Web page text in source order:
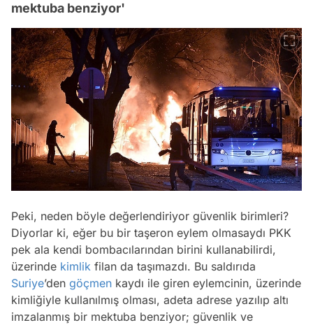
mektuba benziyor'
Peki, neden böyle değerlendiriyor güvenlik birimleri?
Diyorlar ki, eğer bu bir taşeron eylem olmasaydı PKK
pek ala kendi bombacılarından birini kullanabilirdi,
üzerinde kimlik filan da taşımazdı. Bu saldırıda
Suriye’den göçmen kaydı ile giren eylemcinin, üzerinde
kimliğiyle kullanılmış olması, adeta adrese yazılıp altı
imzalanmış bir mektuba benziyor; güvenlik ve